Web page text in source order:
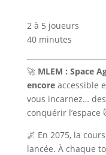
2 à 5
40 minutes
🚀 MLEM : Space
encoreaccessible
vous incarnez… des
conquérir l’espace
🌌 En 2075, la
lancée. À chaque